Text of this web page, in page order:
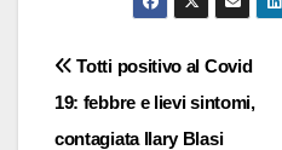
Navigazione
articoli
Totti positivo al Covid
19: febbre e lievi sintomi,
contagiata Ilary Blasi